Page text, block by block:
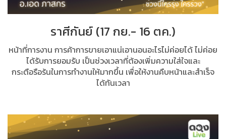
ราศีกันย์ (17 กย.- 16 ตค.)
หน้าที่การงาน การค้าการขายเอาแน่เอานอนอะไรไม่ค่อยได้ ไม่ค่อย
ได้รับการยอมรับ เป็นช่วงเวลาที่ต้องเพิ่มความใส่ใจและ
กระตือรือร้นในการทำงานให้มากขึ้น เพื่อให้งานคืบหน้าและสำเร็จ
ได้ทันเวลา